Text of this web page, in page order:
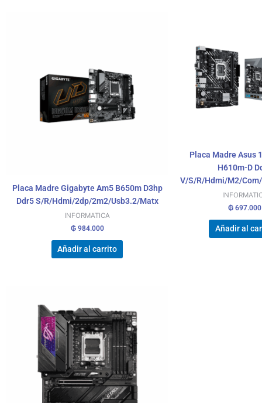
Placa Madre Gigabyte Am5 B650m D3hp
Ddr5 S/R/Hdmi/2dp/2m2/Usb3.2/Matx
INFORMATICA
₲984.000
Añadir al carrito
Placa Madre Asus
H610m-D
V/S/R/Hdmi/M2/
₲ 697.000
Añadir al